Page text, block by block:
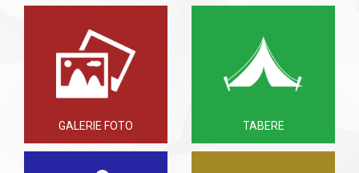
GALERIE FOTO TABERE